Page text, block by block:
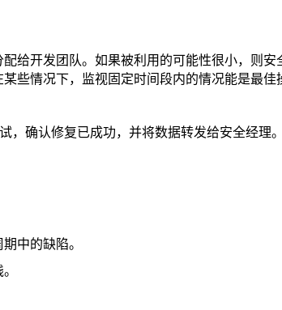
给开发团队。如果被利用的可能性很小，则
些情况下，监视固定时间段内的情况能是最佳
，确认修复已成功，并将数据转发给安全经理。
中的缺陷。